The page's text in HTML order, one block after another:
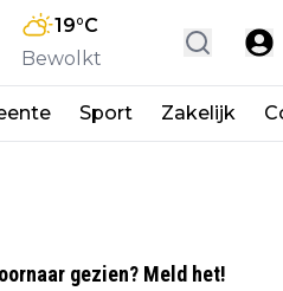
19°C
Bewolkt
Sport Zakelijk
gezien? Meld het!